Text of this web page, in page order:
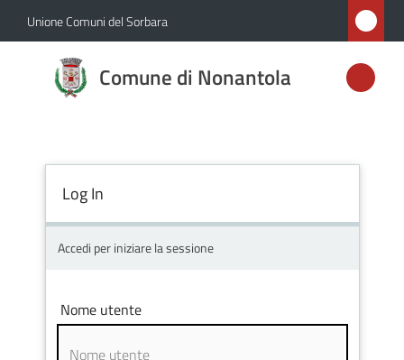
Vai al contenuto
Vai alla navigazione
Vai al footer
Unione Comuni del Sorbara
Comune di Nonantola
Comune di
Nonantola
Amministrazione
Novità
Vivere
Nonantola
Log In
Accedi per iniziare la sessione
Nome utente